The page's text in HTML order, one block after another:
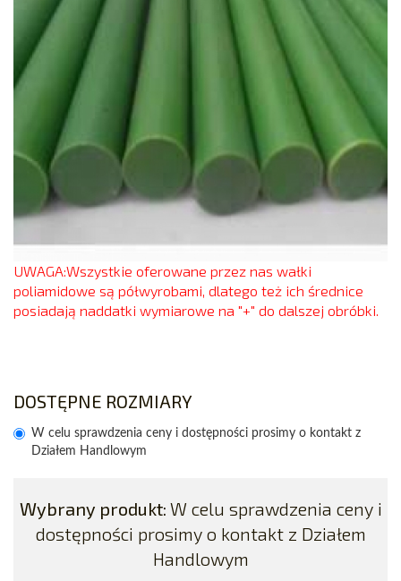
UWAGA:Wszystkie oferowane przez nas wałki
poliamidowe są półwyrobami, dlatego też ich średnice
posiadają naddatki wymiarowe na "+" do dalszej obróbki.
DOSTĘPNE ROZMIARY
W celu sprawdzenia ceny i dostępności prosimy o kontakt z
Działem Handlowym
Wybrany produkt: W celu sprawdzenia ceny i
dostępności prosimy o kontakt z Działem
Handlowym